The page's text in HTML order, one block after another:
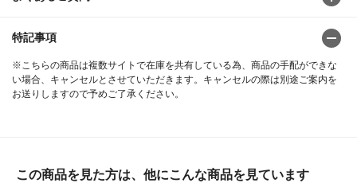
特記事項
※こちらの商品は複数サイトで在庫を共有している為、商品の手配ができな
い場合、キャンセルとさせていただきます。キャンセルの際は別途ご案内を
お送りしますので予めご了承ください。
この商品を見た方は、他にこんな商品を見ています